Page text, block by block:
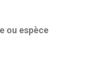
ou espèce